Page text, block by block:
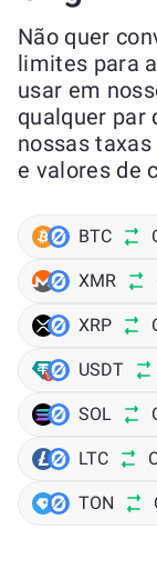
Não quer
limites para
usar em
qualquer par
nossas
e valores de
BTC
XMR
XRP
USDT
SOL
LTC
TON